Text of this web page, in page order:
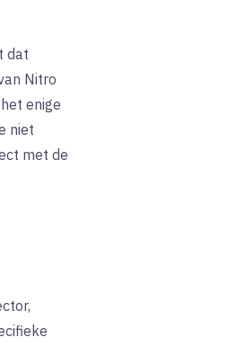
dat
Nitro
enige
niet
met de